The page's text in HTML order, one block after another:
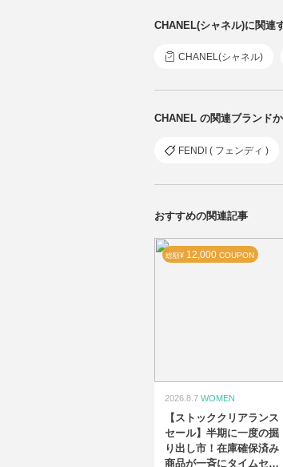
CHANEL(シャネル)に関連
CHANEL(シャネル)
CHANEL の関連ブランド
FENDI ( フェンディ )
おすすめの関連記事
総額¥ 12,000 COUPON
2026.8.7 WOMEN
【ストッククリアランス
セール】半期に一度の掘
り出し市！在庫確保済み
商品が一斉にタイムセー